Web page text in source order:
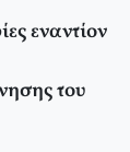
εναντίον
του